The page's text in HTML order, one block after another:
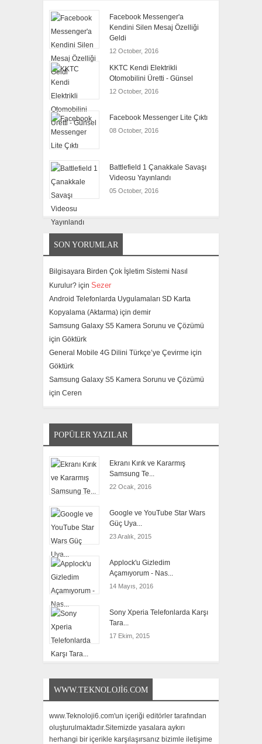
Facebook Messenger'a
Kendini Silen Mesaj Özelliği
Geldi
12 October, 2016
KKTC Kendi Elektrikli
Otomobilini Üretti - Günsel
12 October, 2016
Facebook Messenger Lite Çıktı
08 October, 2016
Battlefield 1 Çanakkale Savaşı
Videosu Yayınlandı
05 October, 2016
SON YORUMLAR
Bilgisayara Birden Çok İşletim Sistemi Nasıl
Kurulur? için Sezer
Android Telefonlarda Uygulamaları SD Karta
Kopyalama (Aktarma) için demir
Samsung Galaxy S5 Kamera Sorunu ve Çözümü
için Göktürk
General Mobile 4G Dilini Türkçe’ye Çevirme için
Göktürk
Samsung Galaxy S5 Kamera Sorunu ve Çözümü
için Ceren
POPÜLER YAZILAR
Ekranı Kırık ve Kararmış
Samsung Te...
22 Ocak, 2016
Google ve YouTube Star Wars
Güç Uya...
23 Aralık, 2015
Applock'u Gizledim
Açamıyorum - Nas...
14 Mayıs, 2016
Sony Xperia Telefonlarda Karşı
Tara...
17 Ekim, 2015
WWW.TEKNOLOJI6.COM
www.Teknoloji6.com'un içeriği editörler tarafından
oluşturulmaktadır.Sitemizde yasalara aykırı
herhangi bir içerikle karşılaşırsanız bizimle iletişime